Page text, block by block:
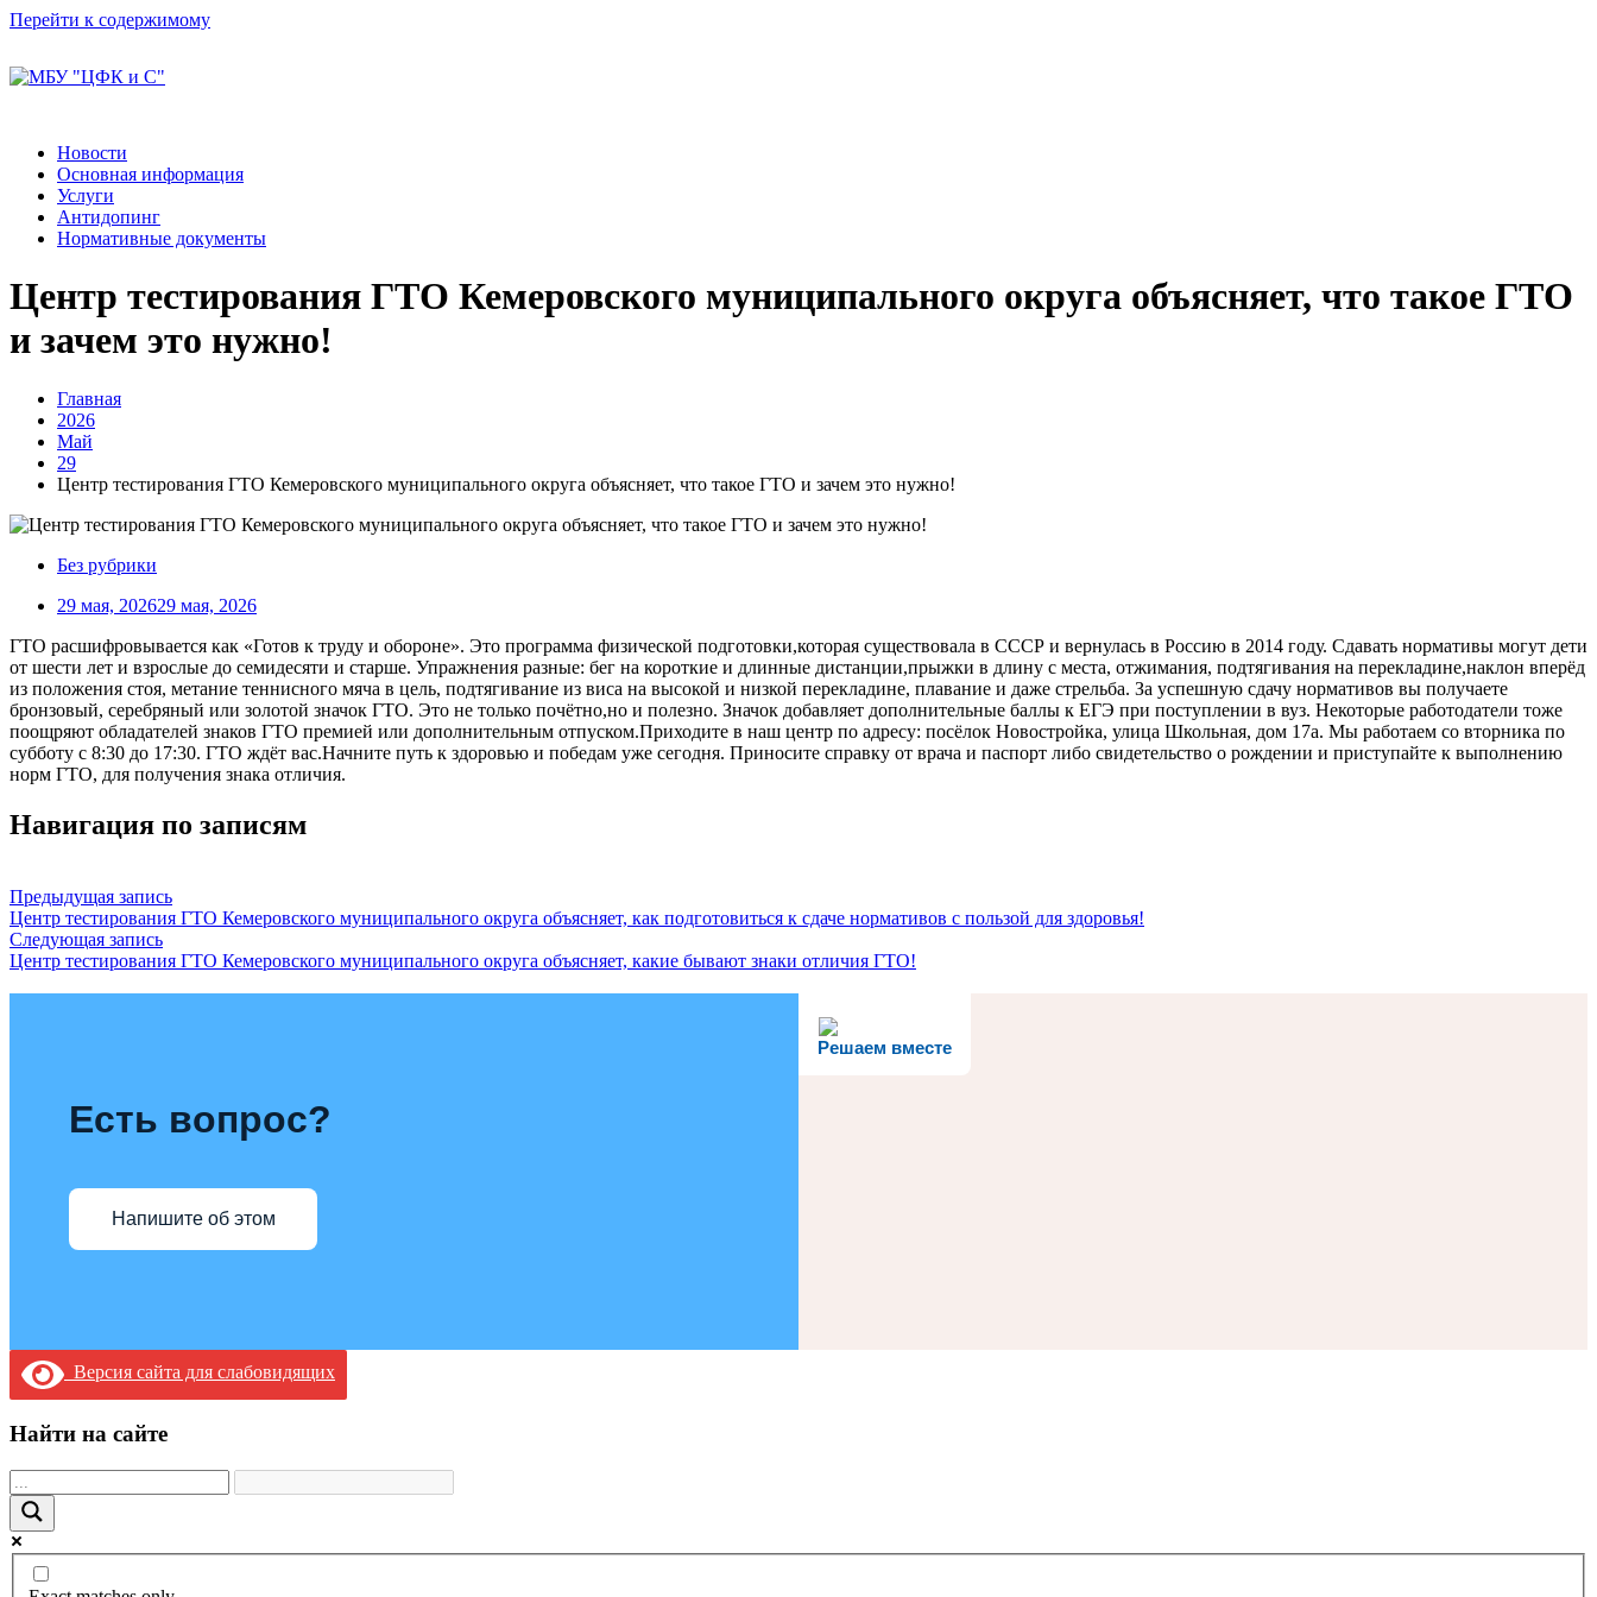
Перейти к содержимому
Новости
Основная информация
Услуги
Антидопинг
Нормативные документы
Центр тестирования ГТО Кемеровского муниципального округа объясняет, что такое ГТО
и зачем это нужно!
Главная
2026
Май
29
Центр тестирования ГТО Кемеровского муниципального округа объясняет, что такое ГТО и зачем это нужно!
Без рубрики
29 мая, 202629 мая, 2026
ГТО расшифровывается как «Готов к труду и обороне». Это программа физической подготовки,которая существовала в СССР и вернулась в Россию в 2014 году. Сдавать нормативы могут дети
от шести лет и взрослые до семидесяти и старше. Упражнения разные: бег на короткие и длинные дистанции,прыжки в длину с места, отжимания, подтягивания на перекладине,наклон вперёд
из положения стоя, метание теннисного мяча в цель, подтягивание из виса на высокой и низкой перекладине, плавание и даже стрельба. За успешную сдачу нормативов вы получаете
бронзовый, серебряный или золотой значок ГТО. Это не только почётно,но и полезно. Значок добавляет дополнительные баллы к ЕГЭ при поступлении в вуз. Некоторые работодатели тоже
поощряют обладателей знаков ГТО премией или дополнительным отпуском.Приходите в наш центр по адресу: посёлок Новостройка, улица Школьная, дом 17а. Мы работаем со вторника по
субботу с 8:30 до 17:30. ГТО ждёт вас.Начните путь к здоровью и победам уже сегодня. Приносите справку от врача и паспорт либо свидетельство о рождении и приступайте к выполнению
норм ГТО, для получения знака отличия.
Навигация по записям
Предыдущая запись
Центр тестирования ГТО Кемеровского муниципального округа объясняет, как подготовиться к сдаче нормативов с пользой для здоровья!
Следующая запись
Центр тестирования ГТО Кемеровского муниципального округа объясняет, какие бывают знаки отличия ГТО!
Решаем вместе
Есть вопрос?
Напишите об этом
Версия сайта для слабовидящих
Найти на сайте